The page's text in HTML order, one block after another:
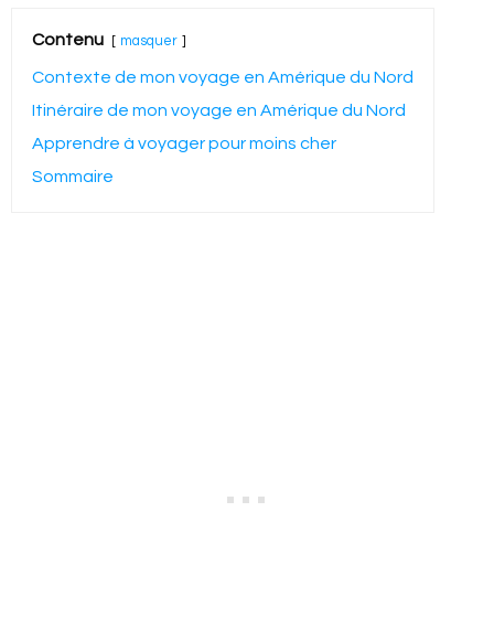
Contenu masquer
Contexte de mon voyage en Amérique du Nord
Itinéraire de mon voyage en Amérique du Nord
Apprendre à voyager pour moins cher
Sommaire